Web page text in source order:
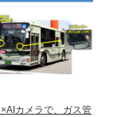
カメラで、ガス管